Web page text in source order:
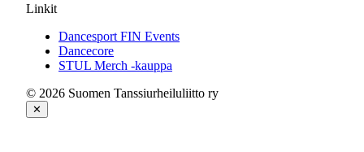
Linkit
Dancesport FIN Events
Dancecore
STUL Merch -kauppa
© 2026 Suomen Tanssiurheiluliitto ry
✕